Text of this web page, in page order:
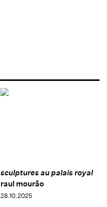
sculptures au palais royal
raul mourão
28.10.2025